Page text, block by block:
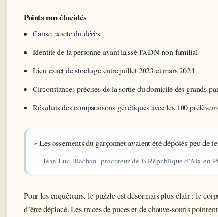
Points non élucidés
Cause exacte du décès
Identité de la personne ayant laissé l’ADN non familial
Lieu exact de stockage entre juillet 2023 et mars 2024
Circonstances précises de la sortie du domicile des grands-
Résultats des comparaisons génétiques avec les 100
« Les ossements du garçonnet avaient été déposés peu de
— Jean-Luc Blachon, procureur de la République d’Aix-en-
Pour les enquêteurs, le puzzle est désormais plus clair : le
d’être déplacé. Les traces de puces et de chauve-souris